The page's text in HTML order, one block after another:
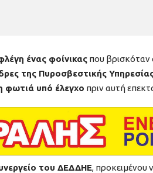
ένας φοίνικας που βρισκόταν
της Πυροσβεστικής
φωτιά υπό έλεγχο πριν αυτή
του ΔΕΔΔΗΕ, προκειμένου